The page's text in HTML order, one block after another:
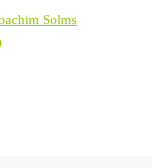
Solms